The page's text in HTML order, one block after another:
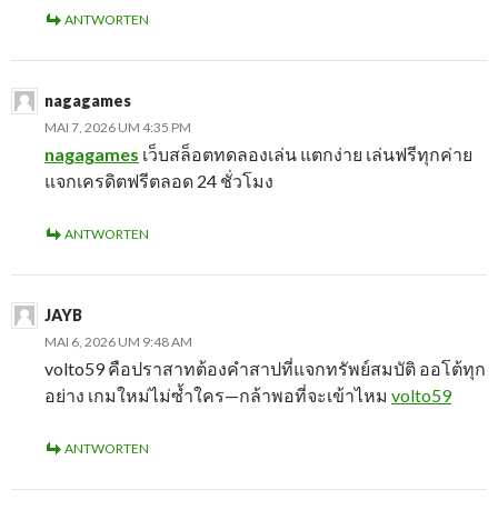
ANTWORTEN
nagagames
MAI 7, 2026 UM 4:35 PM
nagagames เว็บสล็อตทดลองเล่น แตกง่าย เล่นฟรีทุกค่าย
แจกเครดิตฟรีตลอด 24 ชั่วโมง
ANTWORTEN
JAYB
MAI 6, 2026 UM 9:48 AM
volto59 คือปราสาทต้องคำสาปที่แจกทรัพย์สมบัติ ออโต้ทุก
อย่าง เกมใหม่ไม่ซ้ำใคร—กล้าพอที่จะเข้าไหม volto59
ANTWORTEN